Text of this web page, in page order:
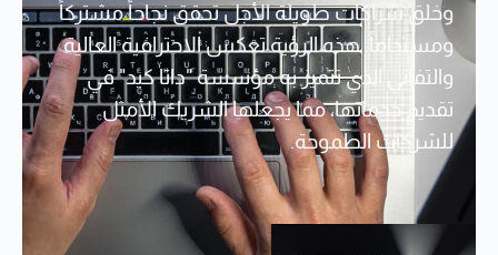
وخلق شراكات طويلة الأجل تحقق نجاحاً مشتركاً
ومستداماً. هذه الرؤية تعكس الاحترافية العالية
والتفاني الذي تتميز به مؤسسة "داتا كيد" في
تقديم خدماتها، مما يجعلها الشريك الأمثل
للشركات الطموحة.